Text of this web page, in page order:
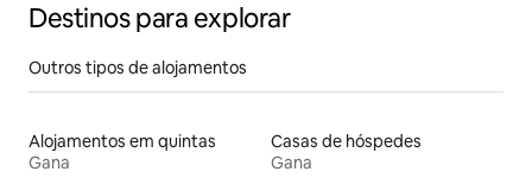
Destinos para explorar
Outros tipos de alojamentos
Alojamentos em quintas
Gana
Casas de hóspedes
Gana